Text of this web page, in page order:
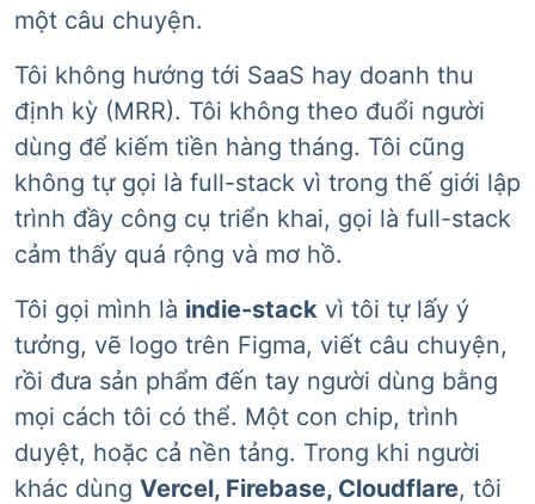
một câu chuyện.
Tôi không hướng tới SaaS hay doanh thu
định kỳ (MRR). Tôi không theo đuổi người
dùng để kiếm tiền hàng tháng. Tôi cũng
không tự gọi là full-stack vì trong thế giới lập
trình đầy công cụ triển khai, gọi là full-stack
cảm thấy quá rộng và mơ hồ.
Tôi gọi mình là indie-stack vì tôi tự lấy ý
tưởng, vẽ logo trên Figma, viết câu chuyện,
rồi đưa sản phẩm đến tay người dùng bằng
mọi cách tôi có thể. Một con chip, trình
duyệt, hoặc cả nền tảng. Trong khi người
khác dùng Vercel, Firebase, Cloudflare, tôi